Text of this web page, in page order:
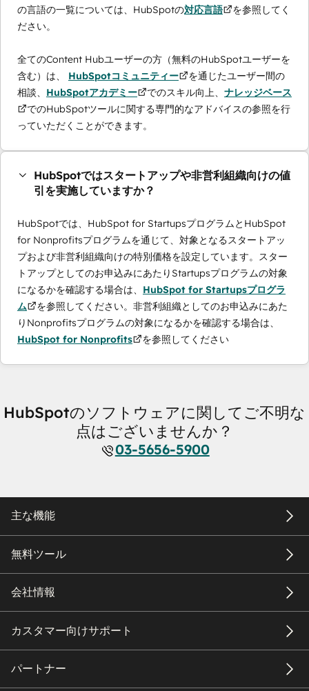
の言語の一覧については、HubSpotの対応言語
を参照してく
ださい。
全てのContent Hubユーザーの方（無料のHubSpotユーザーを
含む）は、 HubSpotコミュニティー
を通じたユーザー間の
相談、 HubSpotアカデミー でのスキル向上、 ナレッジベース
でのHubSpotツールに関する専門的なアドバイスの参照を行
っていただくことができます。
HubSpotではスタートアップや非営利組織向けの値
引を実施していますか？
HubSpotでは、HubSpot for StartupsプログラムとHubSpot
for Nonprofitsプログラムを通じて、対象となるスタートアッ
プおよび非営利組織向けの特別価格を設定しています。スター
トアップとしてのお申込みにあたりStartupsプログラムの対象
になるかを確認する場合は、 HubSpot for Startupsプログラ
ム
を参照してください。非営利組織としてのお申込みにあた
りNonprofitsプログラムの対象になるかを確認する場合は、
HubSpot for Nonprofits
を参照してください
HubSpotのソフトウェアに関してご不明な
点はございませんか？
03-5656-5900
主な機能
無料ツール
会社情報
カスタマー向けサポート
パートナー